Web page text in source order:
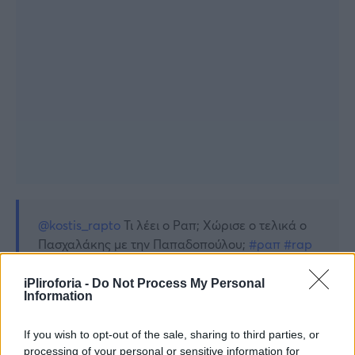
iPliroforia - Do Not Process My Personal
Information
If you wish to opt-out of the sale, sharing to third parties, or
processing of your personal or sensitive information for
@kostis_rapto Τι λέει ο Ραπ; Χώρισε ο τελικά ο
Πασχαλάκης με την Παπαδοπούλου; #ραπ #rap
#ησυμβουλητουραπ♬ Amartia – Irini
Papadopoulou